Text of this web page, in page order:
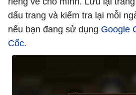
dấu trang và kiểm tra lại mỗi
nếu bạn đang sử dụng Google
Cốc.